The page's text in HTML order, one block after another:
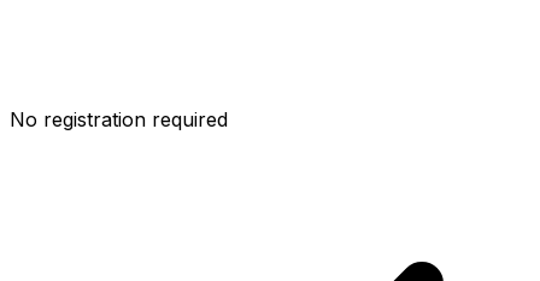
No registration required